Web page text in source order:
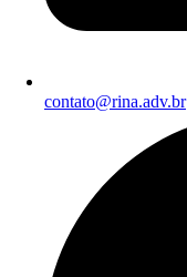
contato@rina.adv.br